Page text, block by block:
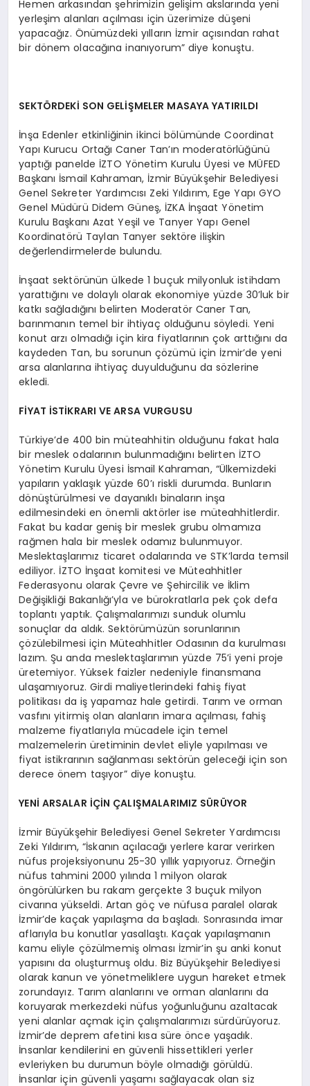
Hemen arkasından şehrimizin gelişim akslarında yeni
yerleşim alanları açılması için üzerimize düşeni
yapacağız. Önümüzdeki yılların İzmir açısından rahat
bir dönem olacağına inanıyorum” diye konuştu.
SEKTÖRDEKİ SON GELİŞMELER MASAYA YATIRILDI
İnşa Edenler etkinliğinin ikinci bölümünde Coordinat
Yapı Kurucu Ortağı Caner Tan’ın moderatörlüğünü
yaptığı panelde İZTO Yönetim Kurulu Üyesi ve MÜFED
Başkanı İsmail Kahraman, İzmir Büyükşehir Belediyesi
Genel Sekreter Yardımcısı Zeki Yıldırım, Ege Yapı GYO
Genel Müdürü Didem Güneş, İZKA İnşaat Yönetim
Kurulu Başkanı Azat Yeşil ve Tanyer Yapı Genel
Koordinatörü Taylan Tanyer sektöre ilişkin
değerlendirmelerde bulundu.
İnşaat sektörünün ülkede 1 buçuk milyonluk istihdam
yarattığını ve dolaylı olarak ekonomiye yüzde 30’luk bir
katkı sağladığını belirten Moderatör Caner Tan,
barınmanın temel bir ihtiyaç olduğunu söyledi. Yeni
konut arzı olmadığı için kira fiyatlarının çok arttığını da
kaydeden Tan, bu sorunun çözümü için İzmir’de yeni
arsa alanlarına ihtiyaç duyulduğunu da sözlerine
ekledi.
FİYAT İSTİKRARI VE ARSA VURGUSU
Türkiye’de 400 bin müteahhitin olduğunu fakat hala
bir meslek odalarının bulunmadığını belirten İZTO
Yönetim Kurulu Üyesi İsmail Kahraman, “Ülkemizdeki
yapıların yaklaşık yüzde 60’ı riskli durumda. Bunların
dönüştürülmesi ve dayanıklı binaların inşa
edilmesindeki en önemli aktörler ise müteahhitlerdir.
Fakat bu kadar geniş bir meslek grubu olmamıza
rağmen hala bir meslek odamız bulunmuyor.
Meslektaşlarımız ticaret odalarında ve STK’larda temsil
ediliyor. İZTO İnşaat komitesi ve Müteahhitler
Federasyonu olarak Çevre ve Şehircilik ve İklim
Değişikliği Bakanlığı’yla ve bürokratlarla pek çok defa
toplantı yaptık. Çalışmalarımızı sunduk olumlu
sonuçlar da aldık. Sektörümüzün sorunlarının
çözülebilmesi için Müteahhitler Odasının da kurulması
lazım. Şu anda meslektaşlarımın yüzde 75’i yeni proje
üretemiyor. Yüksek faizler nedeniyle finansmana
ulaşamıyoruz. Girdi maliyetlerindeki fahiş fiyat
politikası da iş yapamaz hale getirdi. Tarım ve orman
vasfını yitirmiş olan alanların imara açılması, fahiş
malzeme fiyatlarıyla mücadele için temel
malzemelerin üretiminin devlet eliyle yapılması ve
fiyat istikrarının sağlanması sektörün geleceği için son
derece önem taşıyor” diye konuştu.
YENİ ARSALAR İÇİN ÇALIŞMALARIMIZ SÜRÜYOR
İzmir Büyükşehir Belediyesi Genel Sekreter Yardımcısı
Zeki Yıldırım, “İskanın açılacağı yerlere karar verirken
nüfus projeksiyonunu 25-30 yıllık yapıyoruz. Örneğin
nüfus tahmini 2000 yılında 1 milyon olarak
öngörülürken bu rakam gerçekte 3 buçuk milyon
civarına yükseldi. Artan göç ve nüfusa paralel olarak
İzmir’de kaçak yapılaşma da başladı. Sonrasında imar
aflarıyla bu konutlar yasallaştı. Kaçak yapılaşmanın
kamu eliyle çözülmemiş olması İzmir’in şu anki konut
yapısını da oluşturmuş oldu. Biz Büyükşehir Belediyesi
olarak kanun ve yönetmeliklere uygun hareket etmek
zorundayız. Tarım alanlarını ve orman alanlarını da
koruyarak merkezdeki nüfus yoğunluğunu azaltacak
yeni alanlar açmak için çalışmalarımızı sürdürüyoruz.
İzmir’de deprem afetini kısa süre önce yaşadık.
İnsanlar kendilerini en güvenli hissettikleri yerler
evleriyken bu durumun böyle olmadığı görüldü.
İnsanlar için güvenli yaşamı sağlayacak olan siz